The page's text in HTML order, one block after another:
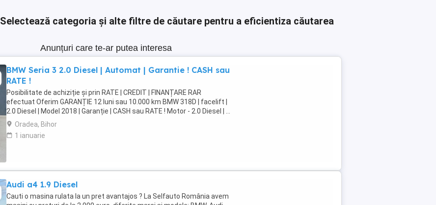
Selectează categoria și alte filtre de căutare pentru a eficientiza căutarea
Anunțuri care te-ar putea interesa
BMW Seria 3 2.0 Diesel | Automat | Garantie ! CASH sau
RATE !
Posibilitate de achiziție și prin RATE | CREDIT | FINANȚARE RAR
efectuat Oferim GARANȚIE 12 luni sau 10.000 km BMW 318D | facelift |
2.0 Diesel | Model 2018 | Garanție | CASH sau RATE ! Motor - 2.0 Diesel | ...
Oradea, Bihor
1 ianuarie
Audi a4 1.9 Diesel
Cauti o masina rulata la un pret avantajos ? La Selfauto România avem